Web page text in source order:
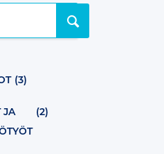
(3)
JA
(2)